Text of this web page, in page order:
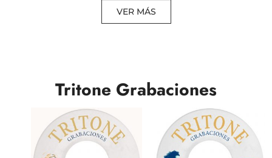
VER MÁS
Tritone Grabaciones